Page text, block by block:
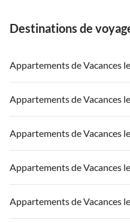
Destinations de
Appartements de Vacances
Appartements de Vacances à
Appartements de Vacances à
Appartements de Vacances à Paris
Appartements de Vacances à Côte
Appartements de Vacances à la
Appartements de Vacances
Appartements de Vacances à
Appartements de Vacances à
Appartements de Vacances à Paris
Appartements de Vacances à Côte
Appartements de Vacances
Appartements de Vacances à
Appartements de Vacances à
Appartements de Vacances à Paris
Appartements de Vacances
Appartements de Vacances à
Appartements de Vacances à
Appartements de Vacances